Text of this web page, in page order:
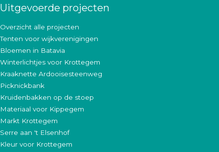
Uitgevoerde projecten
Overzicht alle projecten
Tenten voor wijkverenigingen
Bloemen in Batavia
Winterlichtjes voor Krottegem
Kraaknette Ardooisesteenweg
Picknickbank
Kruidenbakken op de stoep
Materiaal voor Kippegem
Markt Krottegem
Serre aan 't Elsenhof
Kleur voor Krottegem